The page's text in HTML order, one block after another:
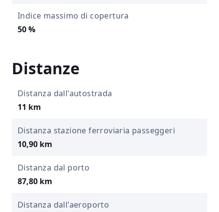
Indice massimo di copertura
50 %
Distanze
Distanza dall'autostrada
11 km
Distanza stazione ferroviaria passeggeri
10,90 km
Distanza dal porto
87,80 km
Distanza dall'aeroporto